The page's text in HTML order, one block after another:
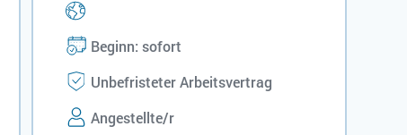
Beginn: sofort
Unbefristeter Arbeitsvertrag
Angestellte/r